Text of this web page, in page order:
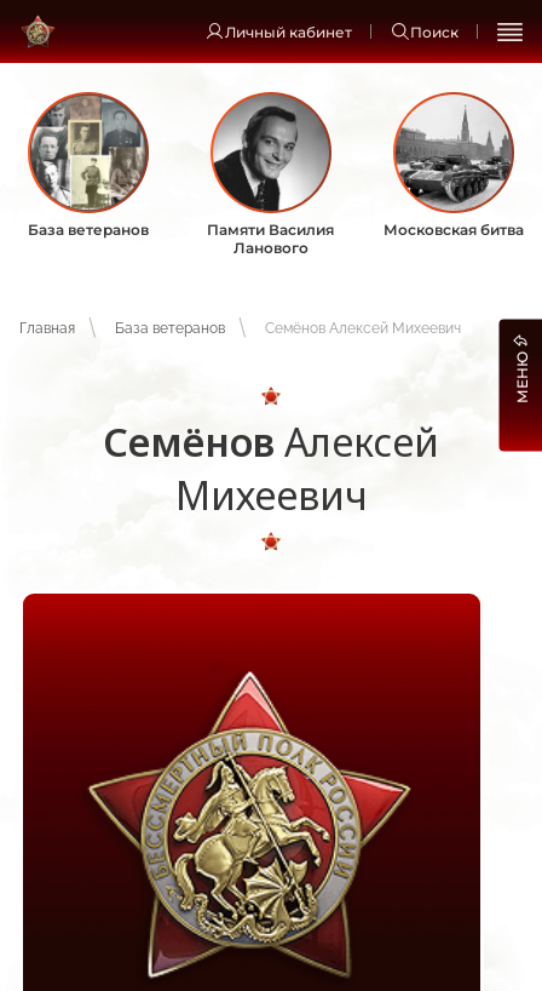
Личный кабинет Поиск
База ветеранов
Памяти Василия
Ланового
Московская битва
Главная База ветеранов Семёнов Алексей Михеевич
Семёнов Алексей
Михеевич
МЕНЮ